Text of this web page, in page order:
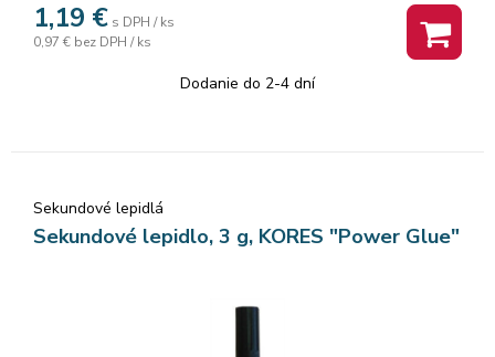
1,19 € s DPH / ks
0,97 € bez DPH / ks
Dodanie do 2-4 dní
Sekundové lepidlá
Sekundové lepidlo, 3 g, KORES "Power Glue"